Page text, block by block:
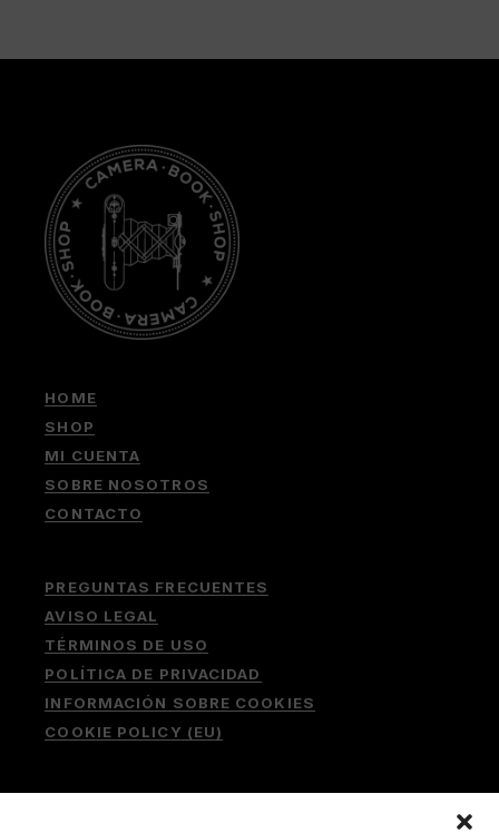
HOME
SHOP
MI CUENTA
SOBRE NOSOTROS
CONTACTO
PREGUNTAS FRECUENTES
AVISO LEGAL
TÉRMINOS DE USO
POLÍTICA DE PRIVACIDAD
INFORMACIÓN SOBRE COOKIES
COOKIE POLICY (EU)
Buscar: